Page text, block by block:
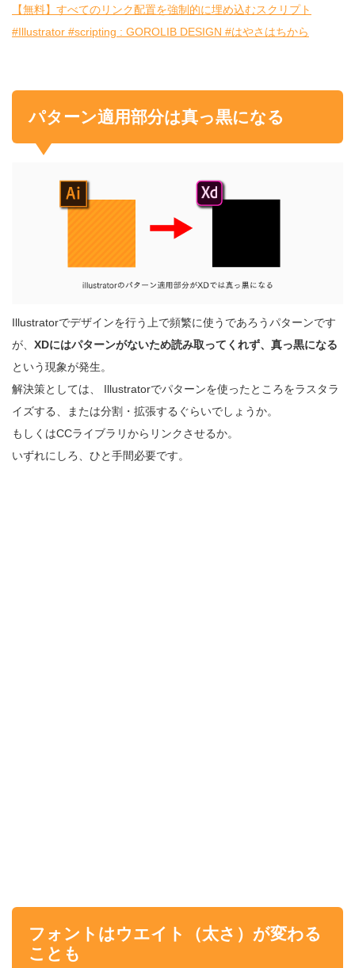
【無料】すべてのリンク配置を強制的に埋め込むスクリプト
#Illustrator #scripting : GOROLIB DESIGN #はやさはちから
パターン適用部分は真っ黒になる
Illustratorでデザインを行う上で頻繁に使うであろうパターンです
が、 XDにはパターンがないため読み取ってくれず、真っ黒になる
という現象が発生。
解決策としては、 Illustratorでパターンを使ったところをラスタラ
イズする、または分割・拡張するぐらいでしょうか。
もしくはCCライブラリからリンクさせるか。
いずれにしろ、ひと手間必要です。
フォントはウエイト（太さ）が変わる
ことも